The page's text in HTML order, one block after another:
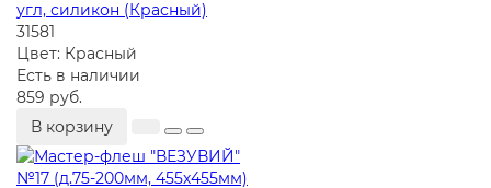
угл, силикон (Красный)
31581
Цвет: Красный
Есть в наличии
859 руб.
В корзину